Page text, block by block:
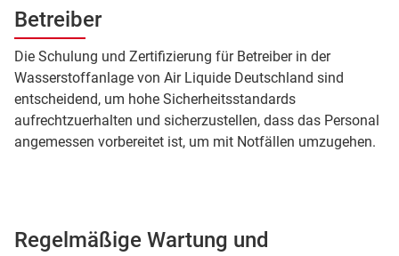
Betreiber
Die Schulung und Zertifizierung für Betreiber in der
Wasserstoffanlage von Air Liquide Deutschland sind
entscheidend, um hohe Sicherheitsstandards
aufrechtzuerhalten und sicherzustellen, dass das Personal
angemessen vorbereitet ist, um mit Notfällen umzugehen.
Regelmäßige Wartung und